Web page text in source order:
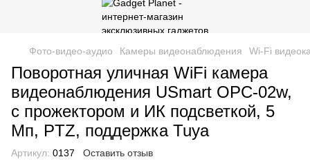
Фото-видео-аудио Камеры видеонаблюдения Wi-Fi
Поворотная уличная WiFi камера
видеонаблюдения USmart OPC-02w,
с прожектором и ИК подсветкой, 5
Мп, PTZ, поддержка Tuya
Артикул: 0137 Оставить отзыв